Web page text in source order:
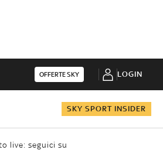
OFFERTE SKY LOGIN
SKY SPORT INSIDER
live: seguici su